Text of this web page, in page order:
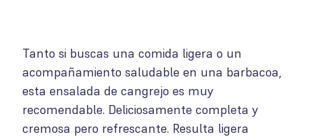
Tanto si buscas una comida ligera o un
acompañamiento saludable en una barbacoa,
esta ensalada de cangrejo es muy
recomendable. Deliciosamente completa y
cremosa pero refrescante. Resulta ligera